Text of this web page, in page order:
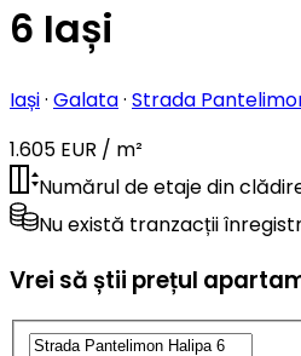
6 Iași
Iași· Galata· Strada
1.605 EUR / m²
Numărul de etaje din
Nu există tranzacții
Vrei să știi prețul